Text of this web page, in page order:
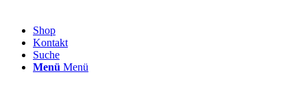
Shop
Kontakt
Suche
Menü Menü